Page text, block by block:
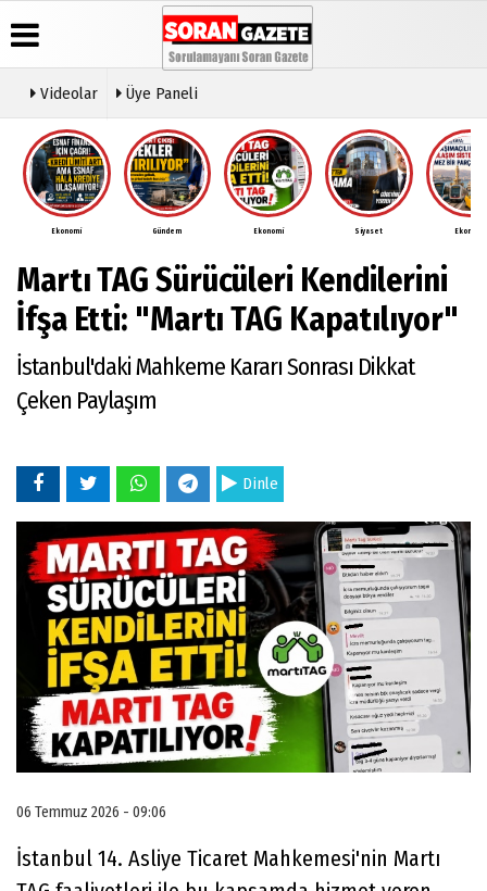
Üye Paneli
Haber
Arşivi
Haberleri
Anketler
Video
Galeri
Künye
İletişim
Çerez
Gizlilik
İlkeleri
Videolar Üye Paneli
Ekonomi Gündem Ekonomi Siyaset Ekonomi
Martı TAG Sürücüleri Kendilerini
İfşa Etti: "Martı TAG Kapatılıyor"
İstanbul'daki Mahkeme Kararı Sonrası Dikkat
Çeken Paylaşım
Dinle
06 Temmuz 2026 - 09:06
İstanbul 14. Asliye Ticaret Mahkemesi'nin Martı